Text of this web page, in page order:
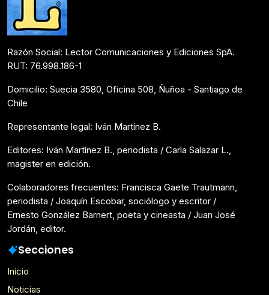
Razón Social: Lector Comunicaciones y Ediciones SpA.
RUT: 76.998.186-1
Domicilio: Suecia 3580, Oficina 508, Ñuñoa - Santiago de
Chile
Representante legal: Iván Martínez B.
Editores: Iván Martínez B., periodista / Carla Salazar L.,
magister en edición.
Colaboradores frecuentes: Francisca Gaete Trautmann,
periodista / Joaquín Escobar, sociólogo y escritor /
Ernesto González Barnert, poeta y cineasta / Juan José
Jordán, editor.
Secciones
Inicio
Noticias